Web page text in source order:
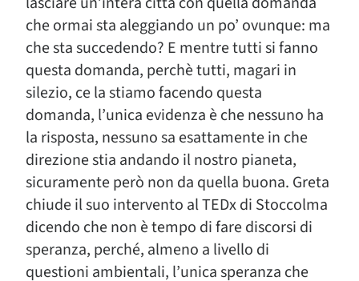
che ormai sta aleggiando un po’ ovunque: ma
che sta succedendo? E mentre tutti si fanno
questa domanda, perchè tutti, magari in
silezio, ce la stiamo facendo questa
domanda, l’unica evidenza è che nessuno ha
la risposta, nessuno sa esattamente in che
direzione stia andando il nostro pianeta,
sicuramente però non da quella buona. Greta
chiude il suo intervento al TEDx di Stoccolma
dicendo che non è tempo di fare discorsi di
speranza, perché, almeno a livello di
questioni ambientali, l’unica speranza che